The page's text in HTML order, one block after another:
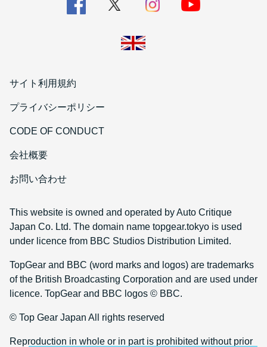
サイト利用規約
プライバシーポリシー
CODE OF CONDUCT
会社概要
お問い合わせ
This website is owned and operated by Auto Critique
Japan Co. Ltd. The domain name topgear.tokyo is used
under licence from BBC Studios Distribution Limited.
TopGear and BBC (word marks and logos) are trademarks
of the British Broadcasting Corporation and are used under
licence. TopGear and BBC logos © BBC.
© Top Gear Japan All rights reserved
Reproduction in whole or in part is prohibited without prior